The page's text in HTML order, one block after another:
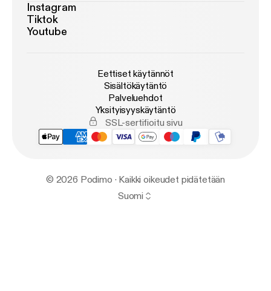
Instagram
Tiktok
Youtube
Eettiset käytännöt
Sisältökäytäntö
Palveluehdot
Yksityisyyskäytäntö
SSL-sertifioitu sivu
© 2026 Podimo · Kaikki oikeudet pidätetään
Suomi